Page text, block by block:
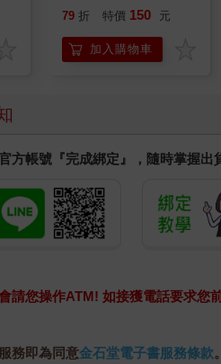
79 折 特價 150 元
加入購物車
方帳號『完成綁定』，隨時掌握出
請您操作ATM! 如接獲電話要求您
務即為同意金石堂電子書服務條款。